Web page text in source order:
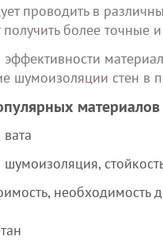
проводить в
более точные
шумоизоляции стен в
необходимость